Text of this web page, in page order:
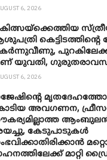
6, 2026
പുറകിലേക്ക്
യുവതി,
6, 2026
അവഗണന,
കേടുപാടുകള്‍
മാറ്റി